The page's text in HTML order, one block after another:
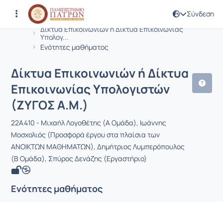
Σύνδεση
Αρχική Σελίδα
Δίκτυα Επικοινωνιών ή Δίκτυα Επικοινωνίας
Υπολογ...
Ενότητες μαθήματος
Μάθημα : Δίκτυα Επικοινωνιών ή
Κωδικός : EE604
Δίκτυα Επικοινωνιών ή Δίκτυα
Επικοινωνίας Υπολογιστών
(ΖΥΓΟΣ Α.Μ.)
22A410 - Μιχαήλ Λογοθέτης (Α Ομάδα), Ιωάννης
Μοσχολιός (Προσφορά έργου στα πλαίσια των
ΑΝΟΙΚΤΩΝ ΜΑΘΗΜΑΤΩΝ), Δημήτριος Λυμπερόπουλος
(Β Ομάδα), Σπύρος Δενάζης (Εργαστήριο)
Ενότητες μαθήματος